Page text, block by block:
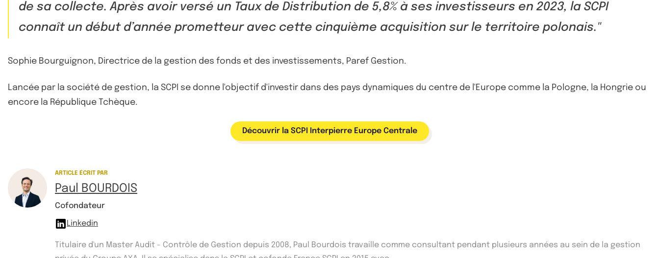
de sa collecte. Après avoir versé un Taux de Distribution de 5,8% à ses investisseurs en 2023, la SCPI
connaît un début d’année prometteur avec cette cinquième acquisition sur le territoire polonais.
Sophie Bourguignon, Directrice de la gestion des fonds et des investissements, Paref Gestion.
Lancée par la société de gestion, la SCPI se donne l'objectif d'investir dans des pays dynamiques du centre de l'Europe comme la Pologne, la Hongrie ou
encore la République Tchèque.
Découvrir la SCPI Interpierre Europe Centrale
ARTICLE ÉCRIT PAR
Paul BOURDOIS
Cofondateur
Linkedin
Titulaire d'un Master Audit - Contrôle de Gestion depuis 2008, Paul Bourdois travaille comme consultant pendant plusieurs années au sein de la gestion